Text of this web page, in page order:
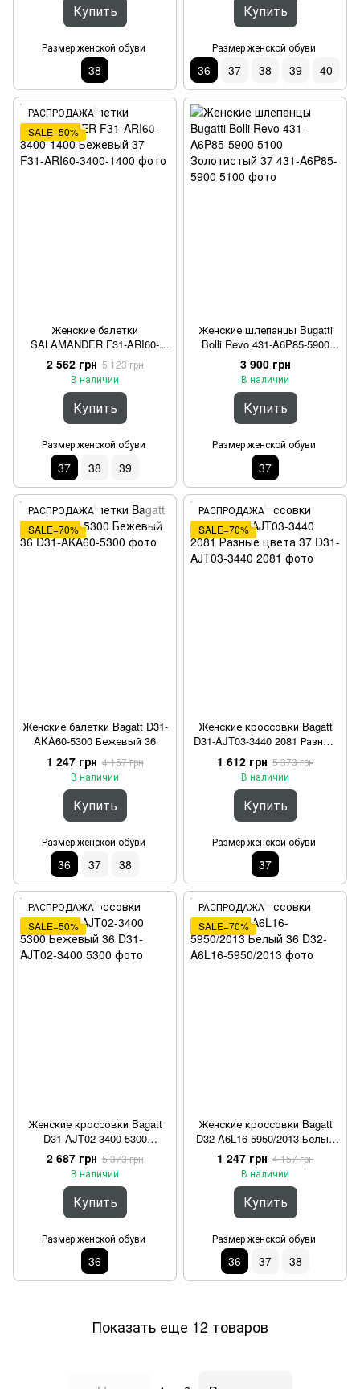
Купить
Размер женской обуви
38
Купить
Размер женской обуви
36 37 38 39 40
РАСПРОДАЖА
SALE−50%
Женские балетки
SALAMANDER F31-ARI60-
3400-1400 Бежевый 37
2 562 грн 5 123 грн
В наличии
Купить
Размер женской обуви
37 38 39
Женские шлепанцы Bugatti
Bolli Revo 431-A6P85-5900
5100 Золотистый 37
3 900 грн
В наличии
Купить
Размер женской обуви
37
РАСПРОДАЖА
SALE−70%
Женские балетки Bagatt D31-
AKA60-5300 Бежевый 36
1 247 грн 4 157 грн
В наличии
Купить
Размер женской обуви
36 37 38
РАСПРОДАЖА
SALE−70%
Женские кроссовки Bagatt
D31-AJT03-3440 2081 Разные
цвета 37
1 612 грн 5 373 грн
В наличии
Купить
Размер женской обуви
37
РАСПРОДАЖА
SALE−50%
Женские кроссовки Bagatt
D31-AJT02-3400 5300
Бежевый 36
2 687 грн 5 373 грн
В наличии
Купить
Размер женской обуви
36
РАСПРОДАЖА
SALE−70%
Женские кроссовки Bagatt
D32-A6L16-5950/2013 Белый
36
1 247 грн 4 157 грн
В наличии
Купить
Размер женской обуви
36 37 38
Показать еще 12 товаров